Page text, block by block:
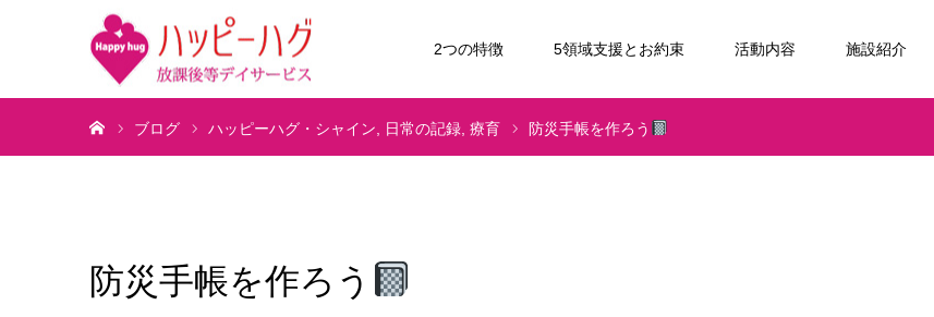
2つの特徴 5領域支援とお約束 活動内容 施設紹介
ブログ ハッピーハグ・シャイン 日常の記録 療育 防災手帳を作ろう
防災手帳を作ろう